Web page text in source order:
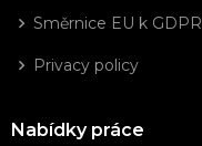
Směrnice EU k GDPR
Privacy policy
Nabídky práce